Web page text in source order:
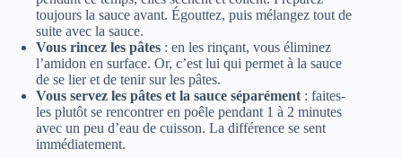
toujours la sauce avant. Égouttez, puis mélangez tout de
suite avec la sauce.
Vous rincez les pâtes : en les rinçant, vous éliminez
l’amidon en surface. Or, c’est lui qui permet à la sauce
de se lier et de tenir sur les pâtes.
Vous servez les pâtes et la sauce séparément : faites-
les plutôt se rencontrer en poêle pendant 1 à 2 minutes
avec un peu d’eau de cuisson. La différence se sent
immédiatement.